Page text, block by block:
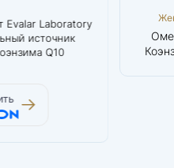
Evalar Laboratory
источник
Q10
веществ
Женское
здоровье и
красота
Мульти
Коллаген